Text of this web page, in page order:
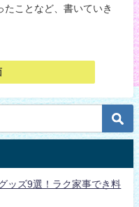
たことなど、書いていき
ッズ9選！ラク家事でき料